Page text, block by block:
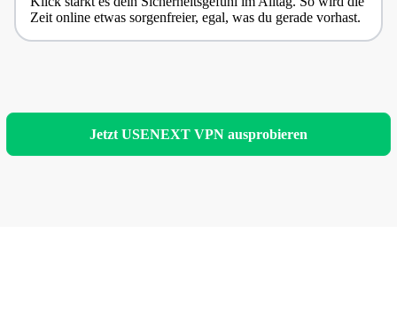
Zeit online etwas sorgenfreier, egal, was du gerade vorhast.
Jetzt USENEXT VPN ausprobieren